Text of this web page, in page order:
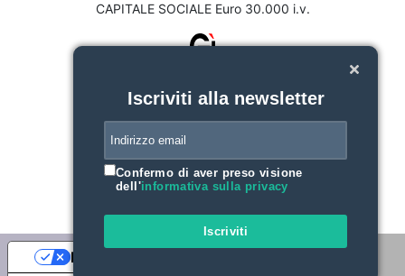
CAPITALE SOCIALE Euro 30.000 i.v.
Iscriviti alla newsletter
Confermo di aver preso visione
dell'informativa sulla privacy
Iscriviti
Le tue preferenze relative alla privacy